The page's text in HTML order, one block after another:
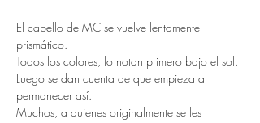
El cabello de MC se vuelve lentamente
prismático.
Todos los colores, lo notan primero bajo el sol.
Luego se dan cuenta de que empieza a
permanecer así.
Muchos, a quienes originalmente se les